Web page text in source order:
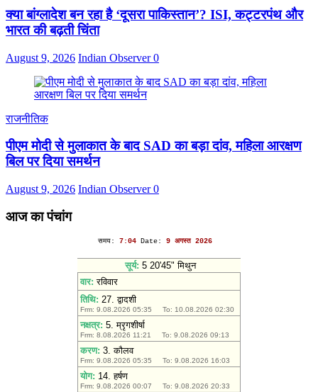
क्या बांग्लादेश बन रहा है ‘दूसरा पाकिस्तान’? ISI, कट्टरपंथ और
भारत की बढ़ती चिंता
August 9, 2026 Indian Observer0
राजनीतिक
पीएम मोदी से मुलाकात के बाद SAD का बड़ा दांव, महिला आरक्षण
बिल पर दिया समर्थन
August 9, 2026 Indian Observer0
आज का पंचांग